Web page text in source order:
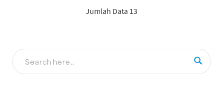
Jumlah Data 13